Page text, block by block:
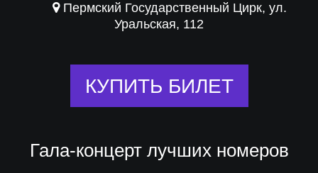
Пермский Государственный Цирк, ул.
Уральская, 112
КУПИТЬ БИЛЕТ
Гала-концерт лучших номеров